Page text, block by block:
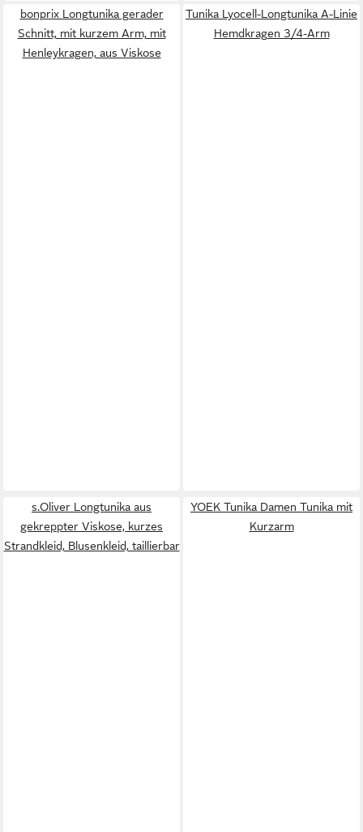
bonprix Longtunika gerader
Schnitt, mit kurzem Arm, mit
Henleykragen, aus Viskose
Tunika Lyocell-Longtunika A-Linie
Hemdkragen 3/4-Arm
s.Oliver Longtunika aus
gekreppter Viskose, kurzes
Strandkleid, Blusenkleid, taillierbar
YOEK Tunika Damen Tunika mit
Kurzarm